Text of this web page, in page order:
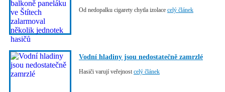
Od nedopalku cigarety chytla izolace celý článek
Vodní hladiny jsou nedostatečně zamrzlé
Hasiči varují veřejnost celý článek